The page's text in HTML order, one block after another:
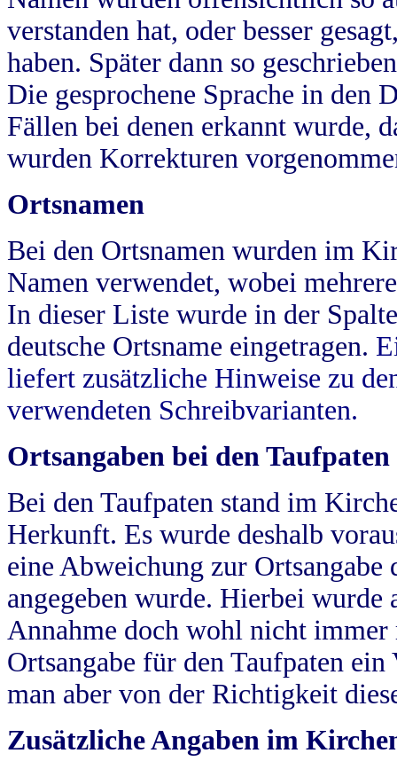
verstanden hat, oder besser
haben. Später dann so
Die gesprochene Sprache in
Fällen bei denen erkannt wurde,
wurden Korrekturen
Ortsnamen
Bei den Ortsnamen wurden im
Namen verwendet, wobei
In dieser Liste wurde in der
deutsche Ortsname eingetragen.
liefert zusätzliche Hinweise zu
verwendeten Schreibvarianten.
Ortsangaben bei den Taufpaten
Bei den Taufpaten stand im
Herkunft. Es wurde deshalb
eine Abweichung zur
angegeben wurde. Hierbei wurde
Annahme doch wohl nicht
Ortsangabe für den Taufpaten
man aber von der Richtigkeit
Zusätzliche Angaben im